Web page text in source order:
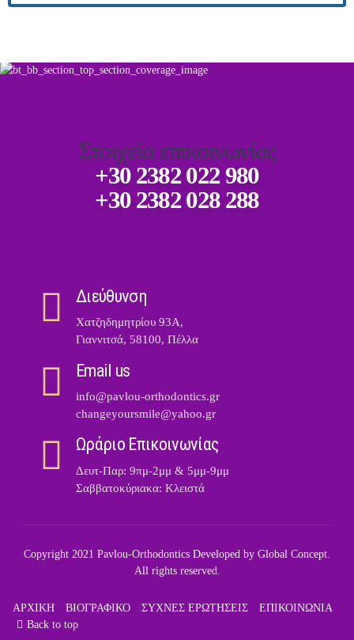
Στοιχεία επικοινωνίας
+30 2382 022 980
+30 2382 028 288
Διεύθυνση
Χατζηδημητρίου 93Α,
Γιαννιτσά, 58100, Πέλλα
Email us
info@pavlou-orthodontics.gr
changeyoursmile@yahoo.gr
Ωράριο Επικοινωνίας
Δευτ-Παρ: 9πμ-2μμ & 5μμ-9μμ
Σαββατοκύριακα: Κλειστά
Copyright 2021 Pavlou-Orthodontics Developed by Global Concept
All rights reserved.
ΑΡΧΙΚΗ ΒΙΟΓΡΑΦΙΚΟ ΣΥΧΝΕΣ ΕΡΩΤΗΣΕΙΣ
ΕΠΙΚΟΙΝΩΝΙΑ
Back to top